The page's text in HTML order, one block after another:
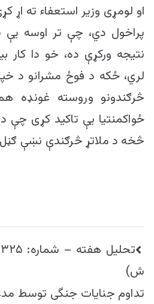
او لومړی وزیر استعفاء ته اړ
پراخول دي، چې تر اوسه یې
نتیجه ورکړې ده، خو دا کار
لري، ځکه د فوځ مشرانو د
څرګندونو وروسته غونډه
ځواکمنتیا یې تاکید کړی چې
څخه د ملاتړ څرګندې نښې
راهبری
نوشته
ش)
تداوم جنایات جنگی توسط